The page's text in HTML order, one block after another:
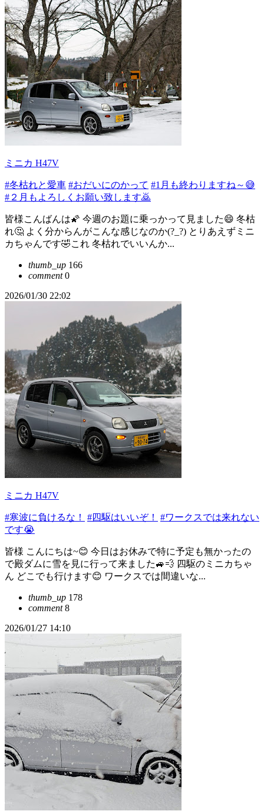
ミニカ H47V
#冬枯れと愛車 #おだいにのかって #1月も終わりますね～😅
#２月もよろしくお願い致します🙇
皆様こんばんは🌠 今週のお題に乗っかって見ました😄 冬枯
れ🤔 よく分からんがこんな感じなのか(?_?) とりあえずミニ
カちゃんです🤣これ 冬枯れでいいんか...
thumb_up 166
comment0
2026/01/30 22:02
ミニカ H47V
#寒波に負けるな！ #四駆はいいぞ！
#ワークスでは来れない
です😭
皆様 こんにちは~😊 今日はお休みで特に予定も無かったの
で殿ダムに雪を見に行って来ました🚙💨 四駆のミニカちゃ
ん どこでも行けます😊 ワークスでは間違いな...
thumb_up 178
comment8
2026/01/27 14:10